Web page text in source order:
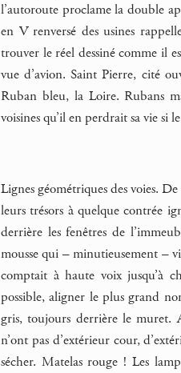
l’autoroute proclame la double
en V renversé des usines
trouver le réel dessiné comme il
vue d’avion. Saint Pierre, cité
Ruban bleu, la Loire. Rubans
voisines qu’il en perdrait sa vie si
Lignes géométriques des voies.
leurs trésors à quelque contrée
derrière les fenêtres de
mousse qui – minutieusement –
comptait à haute voix jusqu’à
possible, aligner le plus grand
gris, toujours derrière le muret.
n’ont pas d’extérieur cour,
sécher. Matelas rouge ! Les